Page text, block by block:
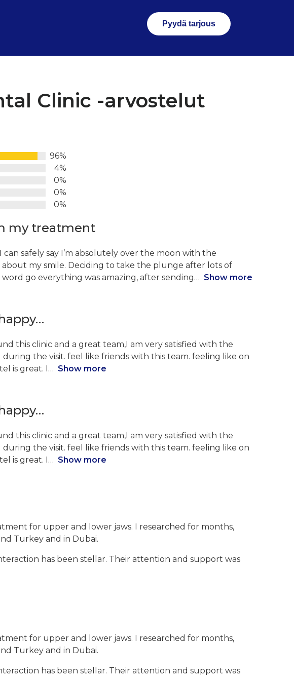
Pyydä tarjous
Clinic -arvostelut
96%
4%
0%
0%
0%
my treatment
safely say I’m absolutely over the moon with the
my smile. Deciding to take the plunge after lots of
go everything was amazing, after sending
Show more
this clinic and a great team,I am very satisfied with the
during the visit. feel like friends with this team. feeling like on
is great. I
Show more
this clinic and a great team,I am very satisfied with the
during the visit. feel like friends with this team. feeling like on
is great. I
Show more
for upper and lower jaws. I researched for months,
Turkey and in Dubai.
has been stellar. Their attention and support was
for upper and lower jaws. I researched for months,
Turkey and in Dubai.
has been stellar. Their attention and support was